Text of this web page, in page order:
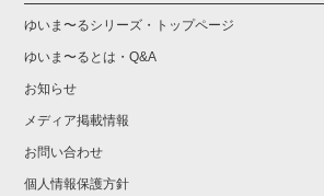
ゆいま〜るシリーズ・トップページ
ゆいま〜るとは・Q&A
お知らせ
メディア掲載情報
お問い合わせ
個人情報保護方針